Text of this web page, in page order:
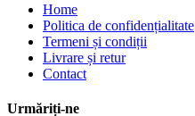
Home
Politica de confidențialitate
Termeni și condiții
Livrare și retur
Contact
Urmăriți-ne